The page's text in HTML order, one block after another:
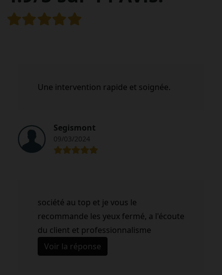
Une intervention rapide et soignée.
Segismont
09/03/2024
société au top et je vous le
recommande les yeux fermé, a l'écoute
du client et professionnalisme
Voir la réponse